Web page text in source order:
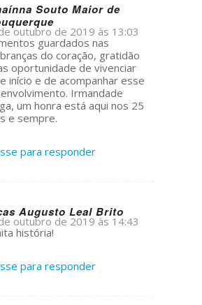
Souto Maior de
outubro de 2019 às 13:03
guardados nas
do coração, gratidão
oportunidade de vivenciar
início e de acompanhar esse
Irmandade
um honra está aqui nos 25
e sempre.
para responder
Augusto Leal Brito
outubro de 2019 às 14:43
história!
para responder